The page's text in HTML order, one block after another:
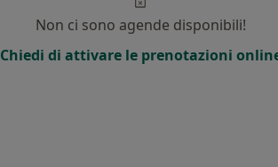
Non ci sono agende disponibili!
Chiedi di attivare le prenotazioni